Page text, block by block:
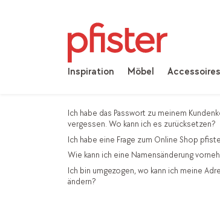
Inspiration Möbel Accessoires
Ich habe das Passwort zu meinem
vergessen. Wo kann ich es zurücksetzen?
Ich habe eine Frage zum Online Shop
Wie kann ich eine Namensänderung
Ich bin umgezogen, wo kann ich meine
ändern?